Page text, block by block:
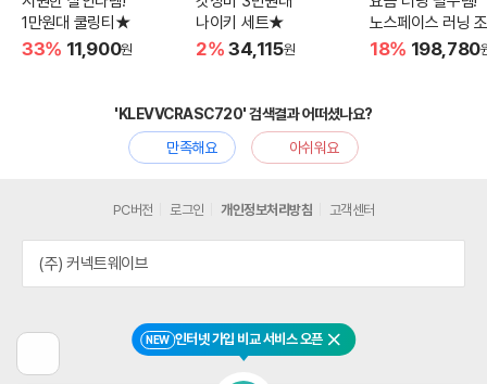
1만원대 쿨링티★
33% 11,900원
나이키 세트★
2% 34,115원
노스페이스 러닝
18% 198,780
'KLEVVCRASC720' 검색결과 어떠셨나요?
만족해요
아쉬워요
전
NEW 인터넷 가입 비교 서비스 오픈 닫기
PC버전 로그인 개인정보처리방침 고객센터
(주) 커넥트웨이브